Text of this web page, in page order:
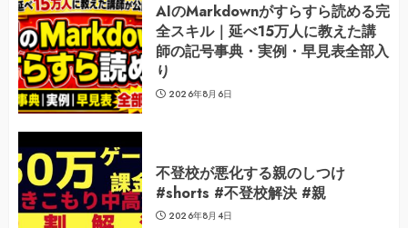
AIのMarkdownがすらすら読める完
全スキル｜延べ15万人に教えた講
師の記号事典・実例・早見表全部入
り
2026年8月6日
不登校が悪化する親のしつけ
#shorts #不登校解決 #親
2026年8月4日